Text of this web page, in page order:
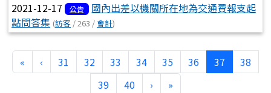
2021-12-17 公告
國內出差以機關所在地為交通費報支起
點問答集 (訪客 / 263 /會計)
« 第一頁
‹ 上一頁
31 32 33 34 35 36 37 (目前頁次)
38
39
40 ›下一頁
»最後頁